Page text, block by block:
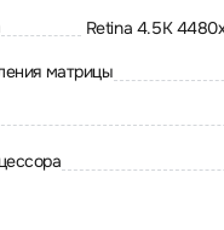
Retina 4.5K
матрицы